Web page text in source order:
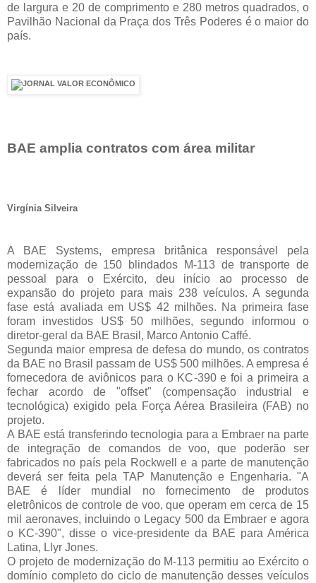
de largura e 20 de comprimento e 280 metros quadrados, o
Pavilhão Nacional da Praça dos Três Poderes é o maior do
país.
BAE amplia contratos com área militar
Virgínia Silveira
A BAE Systems, empresa britânica responsável pela
modernização de 150 blindados M-113 de transporte de
pessoal para o Exército, deu início ao processo de
expansão do projeto para mais 238 veículos. A segunda
fase está avaliada em US$ 42 milhões. Na primeira fase
foram investidos US$ 50 milhões, segundo informou o
diretor-geral da BAE Brasil, Marco Antonio Caffé.
Segunda maior empresa de defesa do mundo, os contratos
da BAE no Brasil passam de US$ 500 milhões. A empresa é
fornecedora de aviônicos para o KC-390 e foi a primeira a
fechar acordo de "offset" (compensação industrial e
tecnológica) exigido pela Força Aérea Brasileira (FAB) no
projeto.
A BAE está transferindo tecnologia para a Embraer na parte
de integração de comandos de voo, que poderão ser
fabricados no país pela Rockwell e a parte de manutenção
deverá ser feita pela TAP Manutenção e Engenharia. "A
BAE é líder mundial no fornecimento de produtos
eletrônicos de controle de voo, que operam em cerca de 15
mil aeronaves, incluindo o Legacy 500 da Embraer e agora
o KC-390", disse o vice-presidente da BAE para América
Latina, Llyr Jones.
O projeto de modernização do M-113 permitiu ao Exército o
domínio completo do ciclo de manutenção desses veículos